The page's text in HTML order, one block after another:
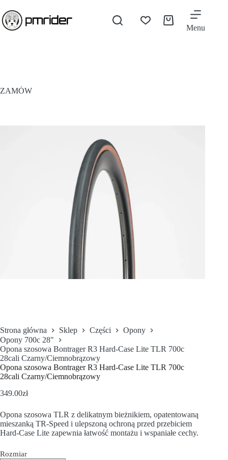
Menu
ZAMÓW
Strona główna Sklep Części
Opony
Opony 700c 28"
Opona szosowa Bontrager R3 Hard-Case Lite TLR 700c
28cali Czarny/Ciemnobrązowy
Opona szosowa Bontrager R3 Hard-Case Lite TLR 700c
28cali Czarny/Ciemnobrązowy
349.00zł
Opona szosowa TLR z delikatnym bieżnikiem, opatentowaną
mieszanką TR-Speed i ulepszoną ochroną przed przebiciem
Hard-Case Lite zapewnia łatwość montażu i wspaniałe cechy.
Rozmiar